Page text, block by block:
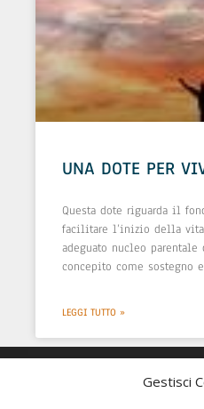
Gestisci
UNA DOTE PER
Questa dote riguarda il
facilitare l’inizio della
adeguato nucleo
concepito come sostegno
LEGGI TUTTO »